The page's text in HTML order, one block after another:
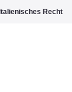
Italienisches Recht